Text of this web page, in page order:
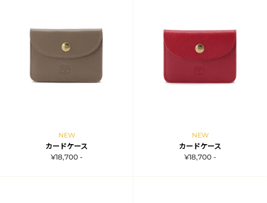
NEW
カードケース
¥18,700 -
NEW
カードケース
¥18,700 -